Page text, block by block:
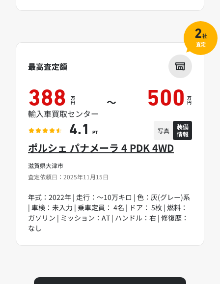
滋賀県大津市
査定依頼日：2025年11月15日
ポルシェ パナメーラ 4 PDK 4WD
年式：2022年 | 走行：～10万キロ | 色：灰(グレー)系
| 車検：未入力 | 乗車定員： 4名 | ドア： 5枚 | 燃料：
ガソリン | ミッション：AT | ハンドル：右 | 修復歴：
なし
最高査定額
388 万
円 ～ 500 万
円
輸入車買取センター
4.1 PT 写真
装備
情報
2社
査定